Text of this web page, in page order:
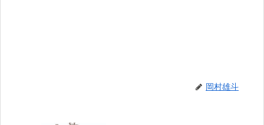
岡村雄斗